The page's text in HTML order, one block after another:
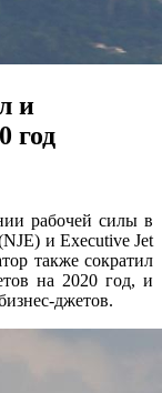
и
год
рабочей силы в
и Executive Jet
также сократил
на 2020 год, и
джетов.